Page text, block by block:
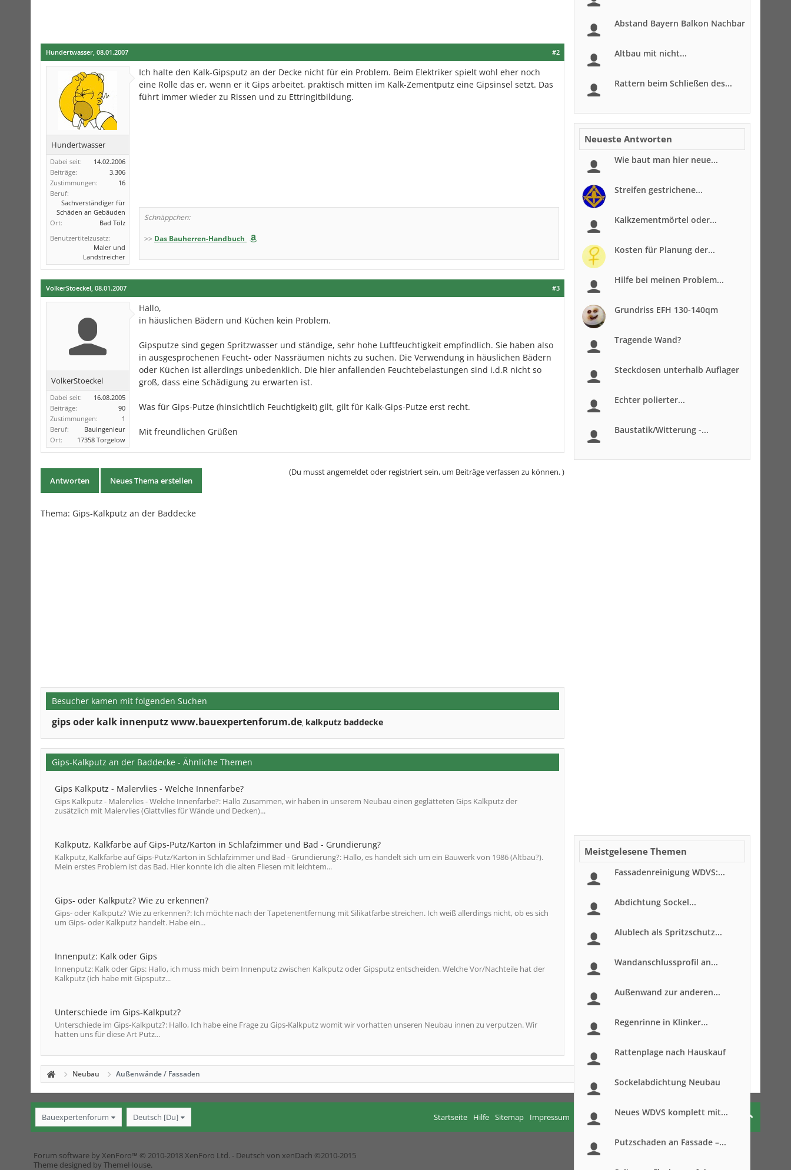
#2
Hundertwasser, 08.01.2007
Hundertwasser
Dabei seit:
14.02.2006
Beiträge:
3.306
Zustimmungen:
16
Beruf:
Sachverständiger für
Schäden an Gebäuden
Ort:
Bad Tölz
Benutzertitelzusatz:
Maler und
Landstreicher
Ich halte den Kalk-Gipsputz an der Decke nicht für ein Problem. Beim Elektriker spielt wohl eher noch
eine Rolle das er, wenn er it Gips arbeitet, praktisch mitten im Kalk-Zementputz eine Gipsinsel setzt. Das
führt immer wieder zu Rissen und zu Ettringitbildung.
Schnäppchen:
>> Das Bauherren-Handbuch
#3
VolkerStoeckel, 08.01.2007
VolkerStoeckel
Dabei seit:
16.08.2005
Beiträge:
90
Zustimmungen:
1
Beruf:
Bauingenieur
Ort:
17358 Torgelow
Hallo,
in häuslichen Bädern und Küchen kein Problem.
Gipsputze sind gegen Spritzwasser und ständige, sehr hohe Luftfeuchtigkeit empfindlich. Sie haben also
in ausgesprochenen Feucht- oder Nassräumen nichts zu suchen. Die Verwendung in häuslichen Bädern
oder Küchen ist allerdings unbedenklich. Die hier anfallenden Feuchtebelastungen sind i.d.R nicht so
groß, dass eine Schädigung zu erwarten ist.
Was für Gips-Putze (hinsichtlich Feuchtigkeit) gilt, gilt für Kalk-Gips-Putze erst recht.
Mit freundlichen Grüßen
Antworten Neues Thema erstellen
(Du musst angemeldet oder registriert sein, um Beiträge verfassen zu können. )
Thema: Gips-Kalkputz an der Baddecke
Besucher kamen mit folgenden Suchen
gips oder kalk innenputz www.bauexpertenforum.de, kalkputz baddecke
Gips-Kalkputz an der Baddecke - Ähnliche Themen
Gips Kalkputz - Malervlies - Welche Innenfarbe?
Gips Kalkputz - Malervlies - Welche Innenfarbe?: Hallo Zusammen, wir haben in unserem Neubau einen geglätteten Gips Kalkputz der
zusätzlich mit Malervlies (Glattvlies für Wände und Decken)...
Kalkputz, Kalkfarbe auf Gips-Putz/Karton in Schlafzimmer und Bad - Grundierung?
Kalkputz, Kalkfarbe auf Gips-Putz/Karton in Schlafzimmer und Bad - Grundierung?: Hallo, es handelt sich um ein Bauwerk von 1986 (Altbau?).
Mein erstes Problem ist das Bad. Hier konnte ich die alten Fliesen mit leichtem...
Gips- oder Kalkputz? Wie zu erkennen?
Gips- oder Kalkputz? Wie zu erkennen?: Ich möchte nach der Tapetenentfernung mit Silikatfarbe streichen. Ich weiß allerdings nicht, ob es sich
um Gips- oder Kalkputz handelt. Habe ein...
Innenputz: Kalk oder Gips
Innenputz: Kalk oder Gips: Hallo, ich muss mich beim Innenputz zwischen Kalkputz oder Gipsputz entscheiden. Welche Vor/Nachteile hat der
Kalkputz (ich habe mit Gipsputz...
Unterschiede im Gips-Kalkputz?
Unterschiede im Gips-Kalkputz?: Hallo, Ich habe eine Frage zu Gips-Kalkputz womit wir vorhatten unseren Neubau innen zu verputzen. Wir
hatten uns für diese Art Putz...
Abstand Bayern Balkon Nachbar
Altbau mit nicht...
Rattern beim Schließen des...
Neueste Antworten
Wie baut man hier neue...
Streifen gestrichene...
Kalkzementmörtel oder...
Kosten für Planung der...
Hilfe bei meinen Problem...
Grundriss EFH 130-140qm
Tragende Wand?
Steckdosen unterhalb Auflager
Echter polierter...
Baustatik/Witterung -...
Meistgelesene Themen
Fassadenreinigung WDVS:...
Abdichtung Sockel...
Alublech als Spritzschutz...
Wandanschlussprofil an...
Außenwand zur anderen...
Regenrinne in Klinker...
Rattenplage nach Hauskauf
Sockelabdichtung Neubau
Neues WDVS komplett mit...
Putzschaden an Fassade –...
Neubau Außenwände / Fassaden
Bauexpertenforum Deutsch [Du] Startseite Hilfe Sitemap Impressum Nutzungsbedingungen Datenschutzerklärung
Forum software by XenForo™ © 2010-2018 XenForo Ltd. - Deutsch von xenDach ©2010-2015
Theme designed by ThemeHouse.